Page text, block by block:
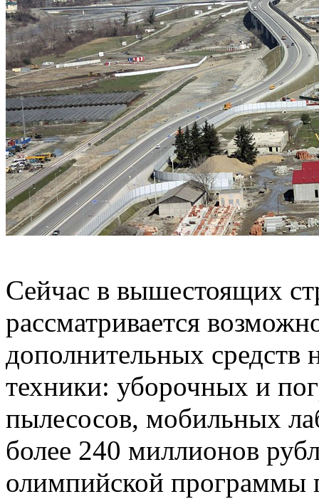
Сейчас в вышестоящих
рассматривается
дополнительных средств
техники: уборочных и
пылесосов, мобильных
более 240 миллионов
олимпийской программы